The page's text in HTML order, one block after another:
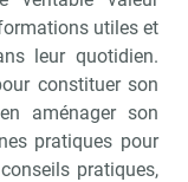
utiles et
leur quotidien.
constituer son
aménager son
pratiques pour
pratiques,